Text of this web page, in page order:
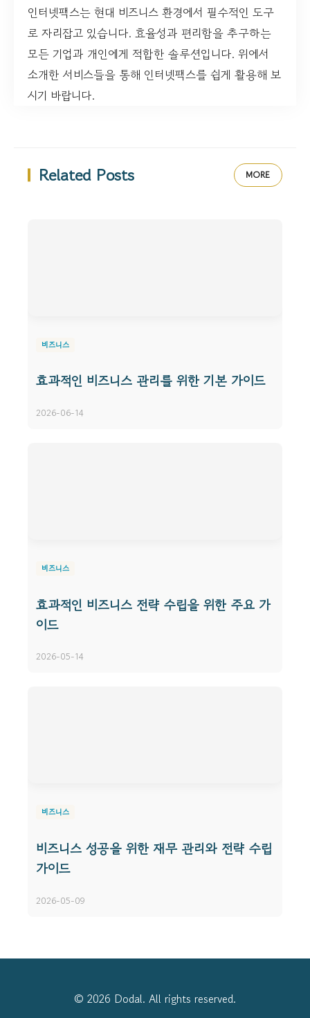
인터넷팩스는 현대 비즈니스 환경에서 필수적인 도구
로 자리잡고 있습니다. 효율성과 편리함을 추구하는
모든 기업과 개인에게 적합한 솔루션입니다. 위에서
소개한 서비스들을 통해 인터넷팩스를 쉽게 활용해 보
시기 바랍니다.
Related Posts MORE
비즈니스
효과적인 비즈니스 관리를 위한 기본 가이드
2026-06-14
비즈니스
효과적인 비즈니스 전략 수립을 위한 주요 가
이드
2026-05-14
비즈니스
비즈니스 성공을 위한 재무 관리와 전략 수립
가이드
2026-05-09
© 2026 Dodal. All rights reserved.